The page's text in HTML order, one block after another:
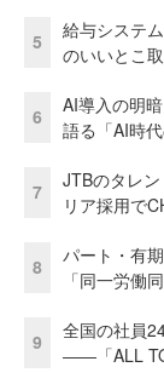
5
給与システ
のいいとこ
6
AI導入の明
語る「AI時
7
JTBのタレ
リア採用で
8
パート・有
「同一労働
9
全国の社員
――「ALL